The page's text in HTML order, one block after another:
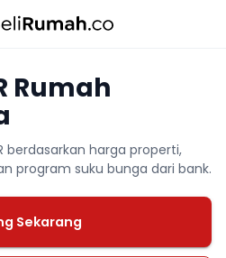
Rumah
berdasarkan harga properti,
program suku bunga dari bank.
Sekarang